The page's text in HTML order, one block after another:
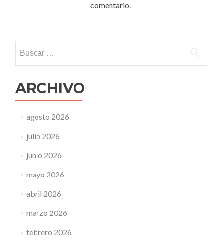
comentario.
ARCHIVO
agosto 2026
julio 2026
junio 2026
mayo 2026
abril 2026
marzo 2026
febrero 2026